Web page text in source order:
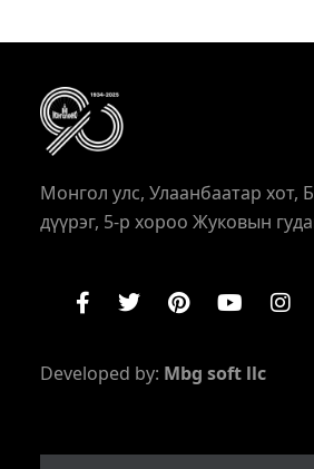
Монгол улс, Улаанбаатар хот,
дүүрэг, 5-р хороо Жуковын
Developed by: Mbg soft llc